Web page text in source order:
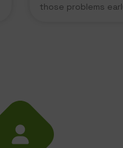
those problems